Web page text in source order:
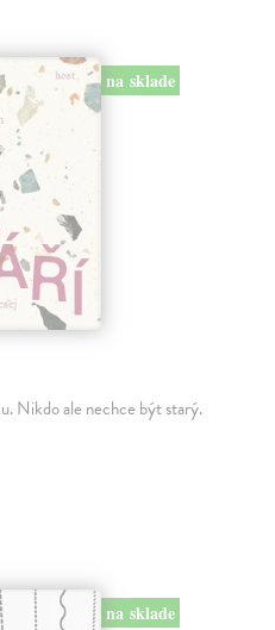
na sklade
Nikdo ale nechce být starý.
na sklade